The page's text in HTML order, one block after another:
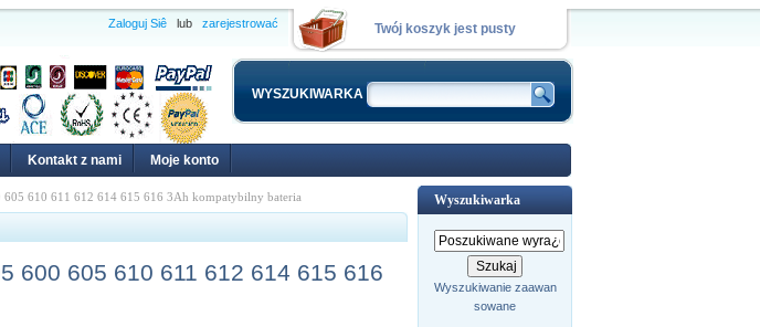
Twój koszyk jest pusty
Zaloguj Siê lub zarejestrować
WYSZUKIWARKA
Kontakt z nami Moje konto
610 611 612 614 615 616 3Ah kompatybilny bateria
600 605 610 611 612 614 615 616
Wyszukiwarka
Wyszukiwanie zaawan
sowane